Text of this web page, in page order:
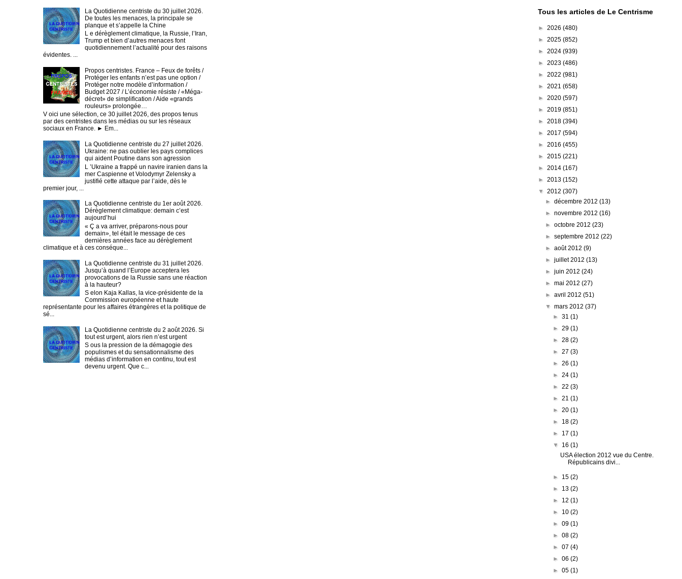
La Quotidienne centriste du 30 juillet 2026.
De toutes les menaces, la principale se
planque et s’appelle la Chine
L e dérèglement climatique, la Russie, l’Iran,
Trump et bien d’autres menaces font
quotidiennement l’actualité pour des raisons
évidentes. ...
Propos centristes. France – Feux de forêts /
Protéger les enfants n’est pas une option /
Protéger notre modèle d’information /
Budget 2027 / L’économie résiste / «Méga-
décret» de simplification / Aide «grands
rouleurs» prolongée…
V oici une sélection, ce 30 juillet 2026, des propos tenus
par des centristes dans les médias ou sur les réseaux
sociaux en France. ► Em...
La Quotidienne centriste du 27 juillet 2026.
Ukraine: ne pas oublier les pays complices
qui aident Poutine dans son agression
L ’Ukraine a frappé un navire iranien dans la
mer Caspienne et Volodymyr Zelensky a
justifié cette attaque par l’aide, dès le
premier jour, ...
La Quotidienne centriste du 1er août 2026.
Dérèglement climatique: demain c’est
aujourd’hui
« Ç a va arriver, préparons-nous pour
demain», tel était le message de ces
dernières années face au dérèglement
climatique et à ces conséque...
La Quotidienne centriste du 31 juillet 2026.
Jusqu’à quand l’Europe acceptera les
provocations de la Russie sans une réaction
à la hauteur?
S elon Kaja Kallas, la vice-présidente de la
Commission européenne et haute
représentante pour les affaires étrangères et la politique de
sé...
La Quotidienne centriste du 2 août 2026. Si
tout est urgent, alors rien n’est urgent
S ous la pression de la démagogie des
populismes et du sensationnalisme des
médias d’information en continu, tout est
devenu urgent. Que c...
Tous les articles de Le Centrisme
► 2026 (480)
► 2025 (852)
► 2024 (939)
► 2023 (486)
► 2022 (981)
► 2021 (658)
► 2020 (597)
► 2019 (851)
► 2018 (394)
► 2017 (594)
► 2016 (455)
► 2015 (221)
► 2014 (167)
► 2013 (152)
▼ 2012 (307)
►décembre 2012(13)
►novembre 2012(16)
►octobre 2012(23)
►septembre 2012(22)
►août 2012(9)
►juillet 2012(13)
►juin 2012(24)
►mai 2012(27)
►avril 2012(51)
▼mars 2012(37)
► 31 (1)
► 29 (1)
► 28 (2)
► 27 (3)
► 26 (1)
► 24 (1)
► 22 (3)
► 21 (1)
► 20 (1)
► 18 (2)
► 17 (1)
▼ 16 (1)
USA élection 2012 vue du Centre.
Républicains divi...
► 15 (2)
► 13 (2)
► 12 (1)
► 10 (2)
► 09 (1)
► 08 (2)
► 07 (4)
► 06 (2)
► 05 (1)